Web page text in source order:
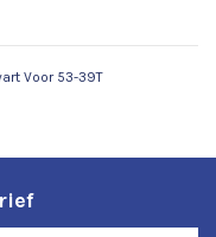
Voor 53-39T